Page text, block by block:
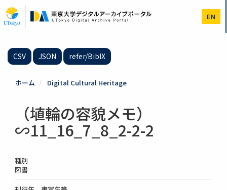
イ
ン
EN
CSV JSON refer/BibIX
ホーム Digital Cultural Heritage
（埴輪の容貌メモ）
∽11_16_7_8_2-2-2
種別
図書